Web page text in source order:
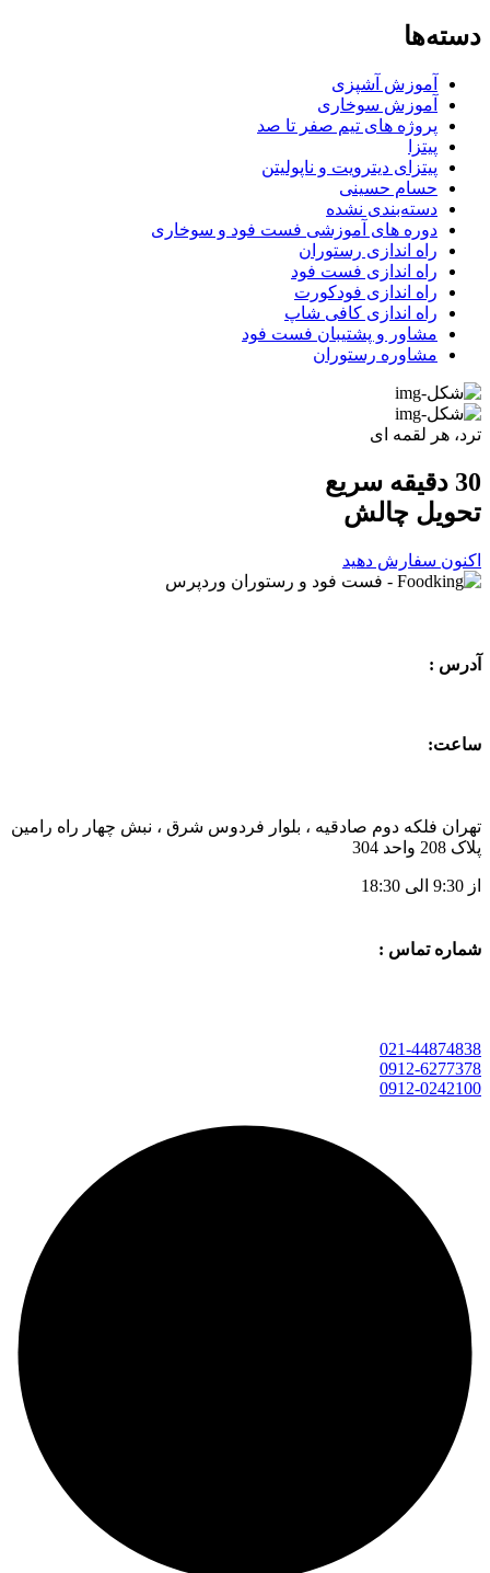
دسته‌ها
آموزش آشپزی
آموزش سوخاری
پروژه های تیم صفر تا صد
پیتزا
پیتزای دیترویت و ناپولیتن
حسام حسینی
دسته‌بندی نشده
دوره های آموزشی فست فود و سوخاری
راه اندازی رستوران
راه اندازی فست فود
راه اندازی فودکورت
راه اندازی کافی شاپ
مشاور و پشتیبان فست فود
مشاوره رستوران
ترد، هر لقمه ای
30 دقیقه سریع
تحویل چالش
اکنون سفارش دهید
آدرس :
ساعت:
تهران فلکه دوم صادقیه ، بلوار فردوس شرق ، نبش چهار راه رامین
پلاک 208 واحد 304
از 9:30 الی 18:30
شماره تماس :
021-44874838
0912-6277378
0912-0242100